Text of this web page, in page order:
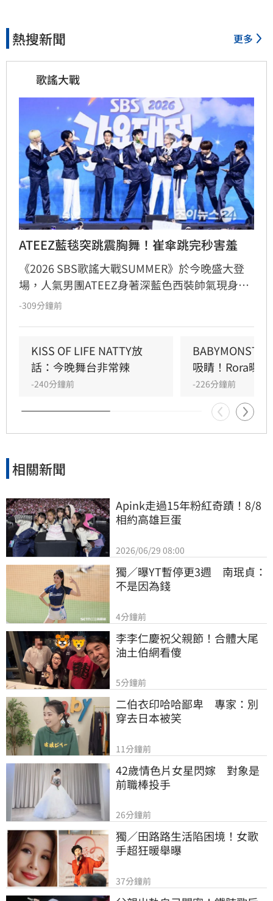
熱搜新聞 更多
歌謠大戰
ATEEZ藍毯突跳震胸舞！崔傘跳完秒害羞
《2026 SBS歌謠大戰SUMMER》於今晚盛大登
場，人氣男團ATEEZ身著深藍色西裝帥氣現身藍
毯，展現成熟魅力。現場不僅大秀紅遍全球的招
生，團員更一同合影留下溫馨紀念。ATEEZ承諾
將帶來精彩舞台，感謝粉絲一路以來的支持，讓
現場氣氛嗨翻天。這場結合生日慶祝與精彩演出
的活動，不僅展現ATEEZ的超高人氣，也成為粉
絲心中難忘的夏日回憶，後續演出備受各界高度
關注與期待。
-309分鐘前
KISS OF LIFE NATTY放
話：今晚舞台非常辣
-240分鐘前
吸睛！Rora曝
-226分鐘前
相關新聞
Apink走過15年粉紅奇蹟！8/8
相約高雄巨蛋
2026/06/29 08:00
獨／曝YT暫停更3週　南珉貞：
不是因為錢
4分鐘前
李李仁慶祝父親節！合體大尾
油土伯網看傻
5分鐘前
二伯衣印哈哈鄙卑　專家：別
穿去日本被笑
11分鐘前
42歲情色片女星閃嫁　對象是
前職棒投手
26分鐘前
獨／田路路生活陷困境！女歌
手超狂暖舉曝
37分鐘前